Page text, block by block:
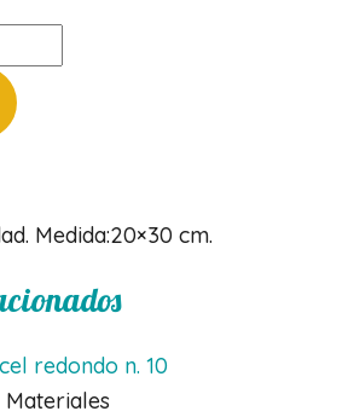
Medida:20×30 cm.
Materiales